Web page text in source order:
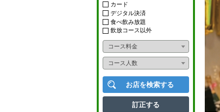
タイ料理
中華料理
韓国料理
多国籍料理
寿司
かに料理
ニュークラブ
ラウンジ
カード
デジタル決済
食べ飲み放題
飲放コース以外
コース料金
コース人数
お店を検索する
訂正する